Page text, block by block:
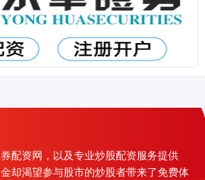
配资网，以及专业炒股配资服务提供
却渴望参与股市的炒股者带来了免费体